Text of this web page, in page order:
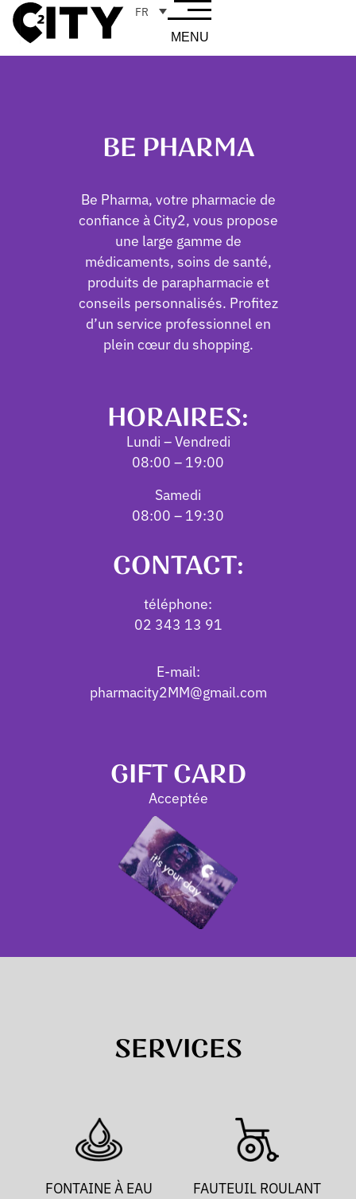
FR
MENU
BE PHARMA
Be Pharma, votre pharmacie de
confiance à City2, vous propose
une large gamme de
médicaments, soins de santé,
produits de parapharmacie et
conseils personnalisés. Profitez
d’un service professionnel en
plein cœur du shopping.
HORAIRES:
Lundi – Vendredi
08:00 – 19:00
Samedi
08:00 – 19:30
CONTACT:
téléphone:
02 343 13 91
E-mail:
pharmacity2MM@gmail.com
GIFT CARD
Acceptée
SERVICES
FONTAINE À EAU FAUTEUIL ROULANT